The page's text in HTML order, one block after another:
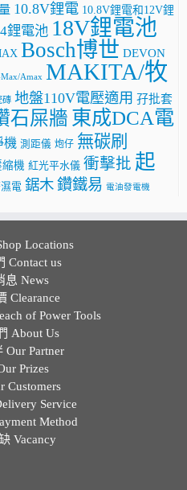
10.8V鋰電 10.8V鋰電和12V鋰
鋰電池 18V鋰電池
Bosch博世 DEVON
Amax MAKITA/牧
磚 地盤110V電壓適用 孖批套
石屎牆 東成DCA電
機 測距儀 炮仔 無碳刷
縮機 紅光平水儀 衝擊批 起
電 鋸木 鑽鐵易 電油發電機
Locations
Contact us
息 News
Clearance
of Power Tools
About Us
Our Partner
Prizes
Customers
Service
Method
Vacancy